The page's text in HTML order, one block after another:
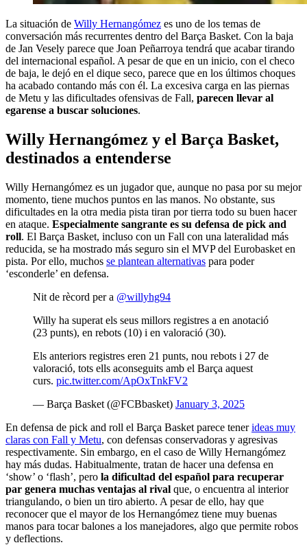
La situación de Willy Hernangómez es uno de los temas de
conversación más recurrentes dentro del Barça Basket. Con la baja
de Jan Vesely parece que Joan Peñarroya tendrá que acabar tirando
del internacional español. A pesar de que en un inicio, con el checo
de baja, le dejó en el dique seco, parece que en los últimos choques
ha acabado contando más con él. La excesiva carga en las piernas
de Metu y las dificultades ofensivas de Fall, parecen llevar al
egarense a buscar soluciones.
Willy Hernangómez y el Barça Basket,
destinados a entenderse
Willy Hernangómez es un jugador que, aunque no pasa por su mejor
momento, tiene muchos puntos en las manos. No obstante, sus
dificultades en la otra media pista tiran por tierra todo su buen hacer
en ataque. Especialmente sangrante es su defensa de pick and
roll. El Barça Basket, incluso con un Fall con una lateralidad más
reducida, se ha mostrado más seguro sin el MVP del Eurobasket en
pista. Por ello, muchos se plantean alternativas para poder
‘esconderle’ en defensa.
Nit de rècord per a @willyhg94
Willy ha superat els seus millors registres a en anotació
(23 punts), en rebots (10) i en valoració (30).
Els anteriors registres eren 21 punts, nou rebots i 27 de
valoració, tots ells aconseguits amb el Barça aquest
curs. pic.twitter.com/ApOxTnkFV2
— Barça Basket (@FCBbasket) January 3, 2025
En defensa de pick and roll el Barça Basket parece tenerideas muy
claras con Fall y Metu, con defensas conservadoras y agresivas
respectivamente. Sin embargo, en el caso de Willy Hernangómez
hay más dudas. Habitualmente, tratan de hacer una defensa en
‘show’ o ‘flash’, pero la dificultad del español para recuperar
par genera muchas ventajas al rival que, o encuentra al interior
triangulando, o bien un tiro abierto. A pesar de ello, hay que
reconocer que el mayor de los Hernangómez tiene muy buenas
manos para tocar balones a los manejadores, algo que permite robos
y deflections.